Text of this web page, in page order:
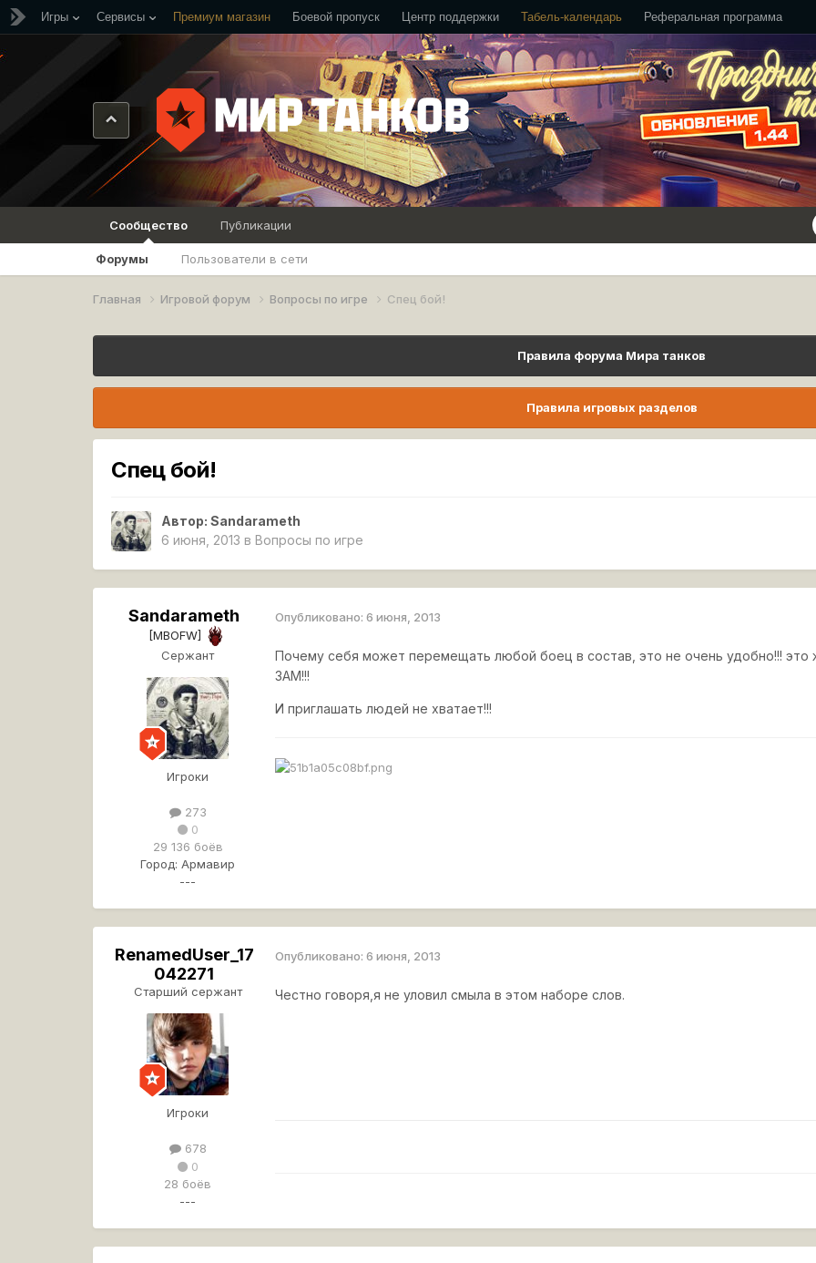
Игры Сервисы Премиум магазин Боевой пропуск Центр поддержки Табель-календарь Реферальная программа
Сообщество
Форумы Пользователи в сети
Публикации
Главная Игровой форум Вопросы по игре Спец бой!
Правила форума Мира танков
Правила игровых разделов
Спец бой!
Автор:Sandarameth
6 июня, 2013 в Вопросы по игре
Sandarameth
[MBOFW]
Сержант
Игроки
273
0
29 136 боёв
Город: Армавир
---
Опубликовано:6 июня, 2013
Почему себя может перемещать любой боец в состав, это не очень удобно!!!
ЗАМ!!!
И приглашать людей не хватает!!!
RenamedUser_17
042271
Старший сержант
Игроки
678
0
28 боёв
---
Опубликовано:6 июня, 2013
Честно говоря,я не уловил смыла в этом наборе слов.